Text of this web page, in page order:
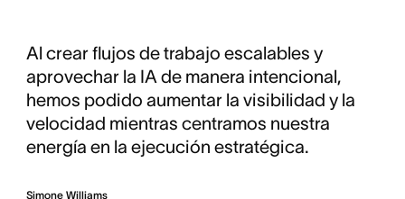
Al crear flujos de trabajo escalables y
aprovechar la IA de manera intencional,
hemos podido aumentar la visibilidad y la
velocidad mientras centramos nuestra
energía en la ejecución estratégica.
Simone Williams